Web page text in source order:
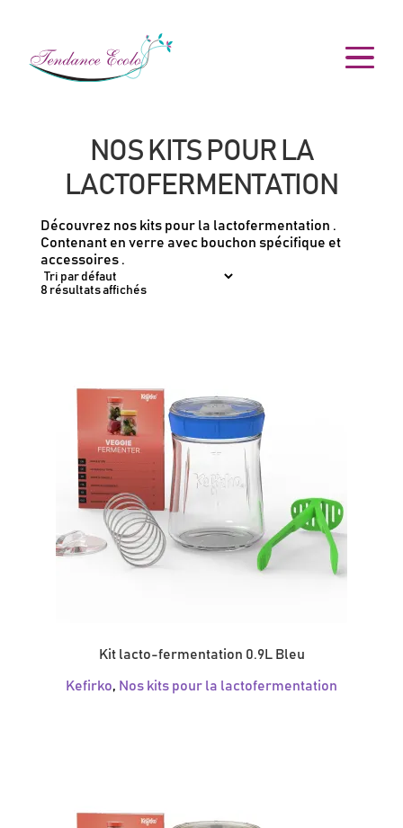
NOS KITS POUR LA
LACTOFERMENTATION
Découvrez nos kits pour la lactofermentation .
Contenant en verre avec bouchon spécifique et
accessoires .
8 résultats affichés
Kit lacto-fermentation 0.9L Bleu
Kefirko, Nos kits pour la lactofermentation